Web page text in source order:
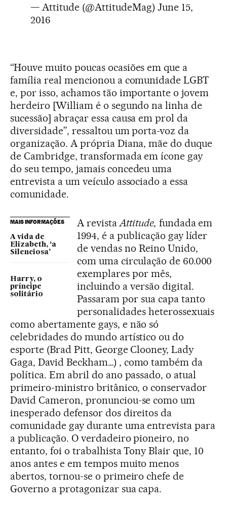
— Attitude (@AttitudeMag) June 15,
2016
“Houve muito poucas ocasiões em que a
família real mencionou a comunidade LGBT
e, por isso, achamos tão importante o jovem
herdeiro [William é o segundo na linha de
sucessão] abraçar essa causa em prol da
diversidade”, ressaltou um porta-voz da
organização. A própria Diana, mãe do duque
de Cambridge, transformada em ícone gay
do seu tempo, jamais concedeu uma
entrevista a um veículo associado a essa
comunidade.
MAIS INFORMAÇÕES
A vida de
Elizabeth, ‘a
Silenciosa’
Harry, o
príncipe
solitário
A revista Attitude, fundada em
1994, é a publicação gay líder
de vendas no Reino Unido,
com uma circulação de 60.000
exemplares por mês,
incluindo a versão digital.
Passaram por sua capa tanto
personalidades heterossexuais
como abertamente gays, e não só
celebridades do mundo artístico ou do
esporte (Brad Pitt, George Clooney, Lady
Gaga, David Beckham…) , como também da
política. Em abril do ano passado, o atual
primeiro-ministro britânico, o conservador
David Cameron, pronunciou-se como um
inesperado defensor dos direitos da
comunidade gay durante uma entrevista para
a publicação. O verdadeiro pioneiro, no
entanto, foi o trabalhista Tony Blair que, 10
anos antes e em tempos muito menos
abertos, tornou-se o primeiro chefe de
Governo a protagonizar sua capa.